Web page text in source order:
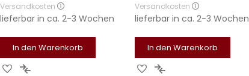
Versandkosten
lieferbar in ca. 2-3 Wochen
In den Warenkorb
Zur Zur
Versandkosten
lieferbar in ca. 2-3 Wochen
In den Warenkorb
Zur Zur